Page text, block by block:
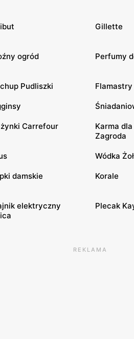
Gillette
ogród Perfumy
Pudliszki
Carrefour
Karma
Zagroda
Wódka
damskie Korale
elektryczny
Plecak
REKLAMA